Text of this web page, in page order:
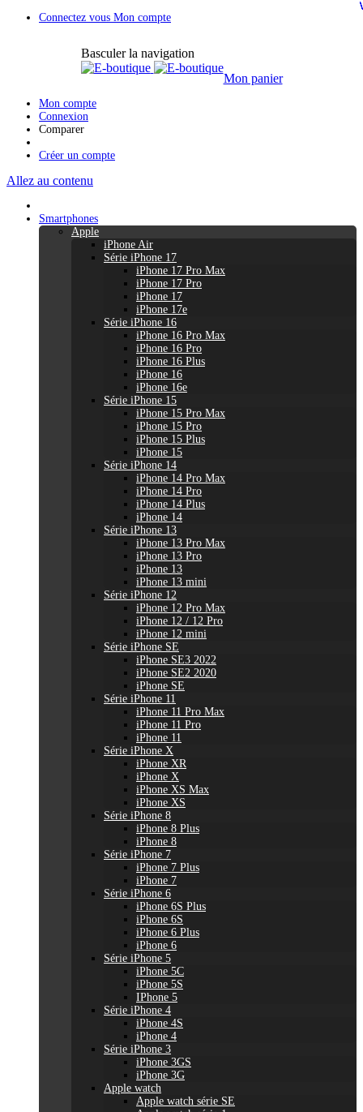
Connectez vous Mon compte
Basculer la navigation
Mon panier
Mon compte
Connexion
Comparer
Créer un compte
Allez au contenu
Smartphones
Apple
iPhone Air
Série iPhone 17
iPhone 17 Pro Max
iPhone 17 Pro
iPhone 17
iPhone 17e
Série iPhone 16
iPhone 16 Pro Max
iPhone 16 Pro
iPhone 16 Plus
iPhone 16
iPhone 16e
Série iPhone 15
iPhone 15 Pro Max
iPhone 15 Pro
iPhone 15 Plus
iPhone 15
Série iPhone 14
iPhone 14 Pro Max
iPhone 14 Pro
iPhone 14 Plus
iPhone 14
Série iPhone 13
iPhone 13 Pro Max
iPhone 13 Pro
iPhone 13
iPhone 13 mini
Série iPhone 12
iPhone 12 Pro Max
iPhone 12 / 12 Pro
iPhone 12 mini
Série iPhone SE
iPhone SE3 2022
iPhone SE2 2020
iPhone SE
Série iPhone 11
iPhone 11 Pro Max
iPhone 11 Pro
iPhone 11
Série iPhone X
iPhone XR
iPhone X
iPhone XS Max
iPhone XS
Série iPhone 8
iPhone 8 Plus
iPhone 8
Série iPhone 7
iPhone 7 Plus
iPhone 7
Série iPhone 6
iPhone 6S Plus
iPhone 6S
iPhone 6 Plus
iPhone 6
Série iPhone 5
iPhone 5C
iPhone 5S
IPhone 5
Série iPhone 4
iPhone 4S
iPhone 4
Série iPhone 3
iPhone 3GS
iPhone 3G
Apple watch
Apple watch série SE